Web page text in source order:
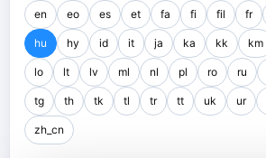
en eo es et fa fi fil fr
hu hy id it ja ka kk km
lo lt lv ml nl pl ro ru
tg th tk tl tr tt uk ur
zh_cn